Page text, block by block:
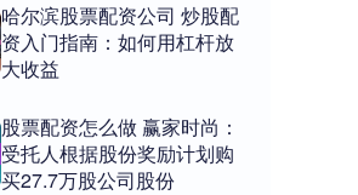
哈尔滨股票配资公司 炒股配
资入门指南：如何用杠杆放
大收益
股票配资怎么做 赢家时尚：
受托人根据股份奖励计划购
买27.7万股公司股份